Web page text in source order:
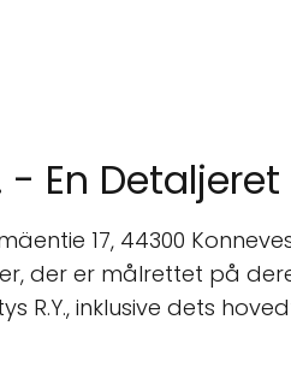
En
17, 44300
der er målrettet på
R.Y., inklusive dets